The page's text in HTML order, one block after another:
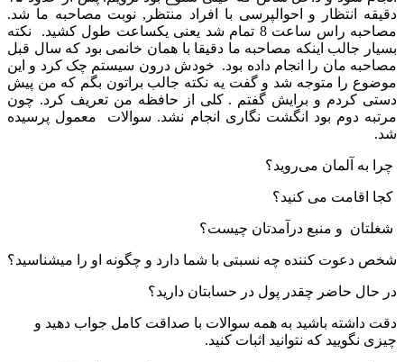
دقیقه انتظار و احوالپرسی با افراد منتظر, نوبت مصاحبه ما شد.
مصاحبه راس ساعت 8 تمام شد یعنی یکساعت طول کشید. نکته
بسیار جالب اینکه مصاحبه ما دقیقا با همان خانمی بود که سال قبل
مصاحبه مان را انجام داده بود. خودش درون سیستم چک کرد و این
موضوع را متوجه شد و گفت یه نکته جالب براتون بگم که من پیش
دستی کردم و برایش گفتم . کلی از حافظه من تعریف کرد. چون
مرتبه دوم بود انگشت نگاری انجام نشد. سوالات معمول پرسیده
شد.
چرا به آلمان می‌روید؟
کجا اقامت می کنید؟
شغلتان و منبع درآمدتان چیست؟
شخص دعوت کننده چه نسبتی با شما دارد و چگونه او را میشناسید؟
در حال حاضر چقدر پول در حسابتان دارید؟
دقت داشته باشید به همه سوالات با صداقت کامل جواب دهید و
چیزی نگویید که نتوانید اثبات کنید.